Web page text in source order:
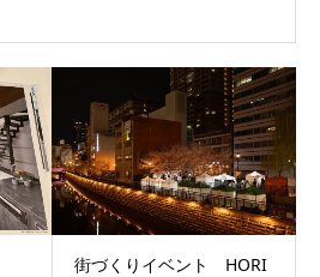
街づくりイベント HORI